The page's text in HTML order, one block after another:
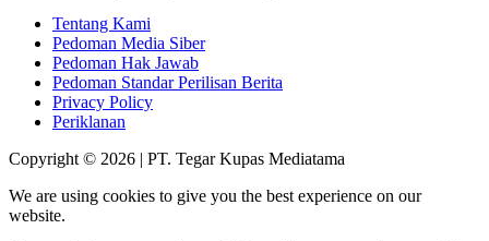
Tentang Kami
Pedoman Media Siber
Pedoman Hak Jawab
Pedoman Standar Perilisan Berita
Privacy Policy
Periklanan
Copyright © 2026 | PT. Tegar Kupas Mediatama
We are using cookies to give you the best experience on our
website.